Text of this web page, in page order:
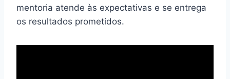
mentoria atende às expectativas e se entrega
os resultados prometidos.